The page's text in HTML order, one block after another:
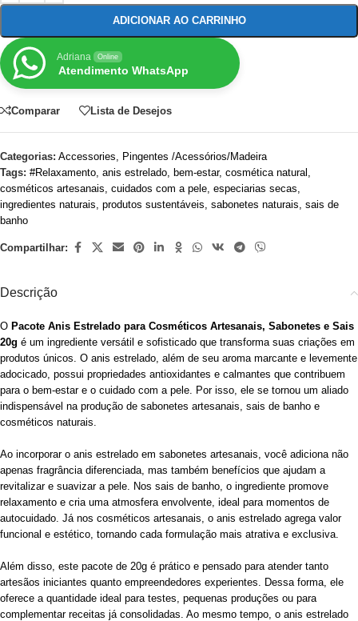
ADICIONAR AO CARRINHO
Adriana Online
Atendimento WhatsApp
Comparar Lista de Desejos
Categorias: Accessories, Pingentes /Acessórios/Madeira
Tags: #Relaxamento, anis estrelado, bem-estar, cosmética natural ,
cosméticos artesanais, cuidados com a pele, especiarias secas,
ingredientes naturais, produtos sustentáveis, sabonetes naturais, sais de
banho
Compartilhar:
Descrição
O Pacote Anis Estrelado para Cosméticos Artesanais, Sabonetes e Sais
20g é um ingrediente versátil e sofisticado que transforma suas criações em
produtos únicos. O anis estrelado, além de seu aroma marcante e levemente
adocicado, possui propriedades antioxidantes e calmantes que contribuem
para o bem-estar e o cuidado com a pele. Por isso, ele se tornou um aliado
indispensável na produção de sabonetes artesanais, sais de banho e
cosméticos naturais.
Ao incorporar o anis estrelado em sabonetes artesanais, você adiciona não
apenas fragrância diferenciada, mas também benefícios que ajudam a
revitalizar e suavizar a pele. Nos sais de banho, o ingrediente promove
relaxamento e cria uma atmosfera envolvente, ideal para momentos de
autocuidado. Já nos cosméticos artesanais, o anis estrelado agrega valor
funcional e estético, tornando cada formulação mais atrativa e exclusiva.
Além disso, este pacote de 20g é prático e pensado para atender tanto
artesãos iniciantes quanto empreendedores experientes. Dessa forma, ele
oferece a quantidade ideal para testes, pequenas produções ou para
complementar receitas já consolidadas. Ao mesmo tempo, o anis estrelado